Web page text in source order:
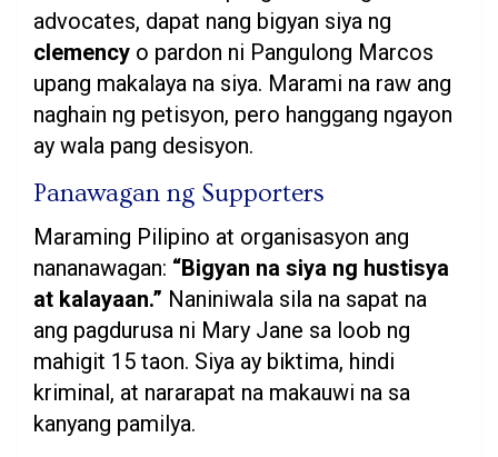
advocates, dapat nang bigyan siya ng
clemency o pardon ni Pangulong Marcos
upang makalaya na siya. Marami na raw ang
naghain ng petisyon, pero hanggang ngayon
ay wala pang desisyon.
Panawagan ng Supporters
Maraming Pilipino at organisasyon ang
nananawagan: “Bigyan na siya ng hustisya
at kalayaan.” Naniniwala sila na sapat na
ang pagdurusa ni Mary Jane sa loob ng
mahigit 15 taon. Siya ay biktima, hindi
kriminal, at nararapat na makauwi na sa
kanyang pamilya.